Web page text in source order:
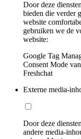
Door deze
bieden die verder
website
gebruiken we de
website:
Google Tag
Consent Mode
Freshchat
Externe media-
Door deze
andere media-